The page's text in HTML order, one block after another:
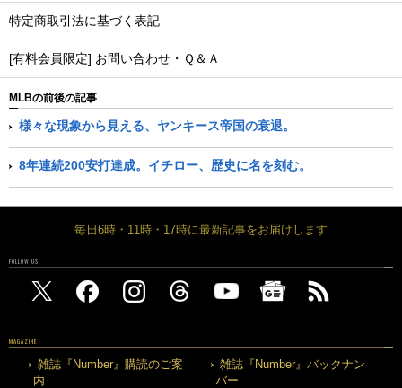
特定商取引法に基づく表記
[有料会員限定] お問い合わせ・Ｑ＆Ａ
MLBの前後の記事
様々な現象から見える、ヤンキース帝国の衰退。
8年連続200安打達成。イチロー、歴史に名を刻む。
毎日6時・11時・17時に最新記事をお届けします
FOLLOW US
MAGAZINE
雑誌『Number』購読のご案
内
雑誌『Number』バックナン
バー